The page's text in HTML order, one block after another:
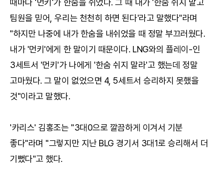
때마다 '먼키'가 한숨을 쉬었다. 그 때 내가 '한숨 쉬지 말고
팀원을 믿어, 우리는 천천히 하면 된다'라고 말했다"라며
"하지만 나중에 내가 한숨을 내쉬었을 때 정말 부끄러웠다.
내가 '먼키'에게 한 말이기 때문이다. LNG와의 플레이-인
3세트서 '먼키'가 나에게 '한숨 쉬지 말라'고 했는데 정말
고마웠다. 그 말이 없었으면 4, 5세트서 승리하지 못했을
것"이라고 말했다.
'카리스' 김홍조는 "3대0으로 깔끔하게 이겨서 기분
좋다"라며 "그렇지만 지난 BLG 경기서 3대1로 승리해서 더
기뻤다"고 했다.